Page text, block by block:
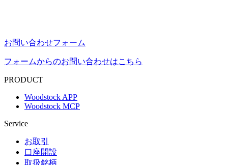
お問い合わせフォーム
フォームからのお問い合わせはこちら
PRODUCT
Woodstock APP
Woodstock MCP
Service
お取引
口座開設
取扱銘柄